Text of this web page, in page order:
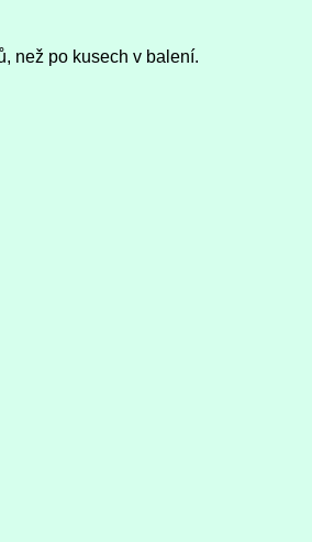
než po kusech v balení.